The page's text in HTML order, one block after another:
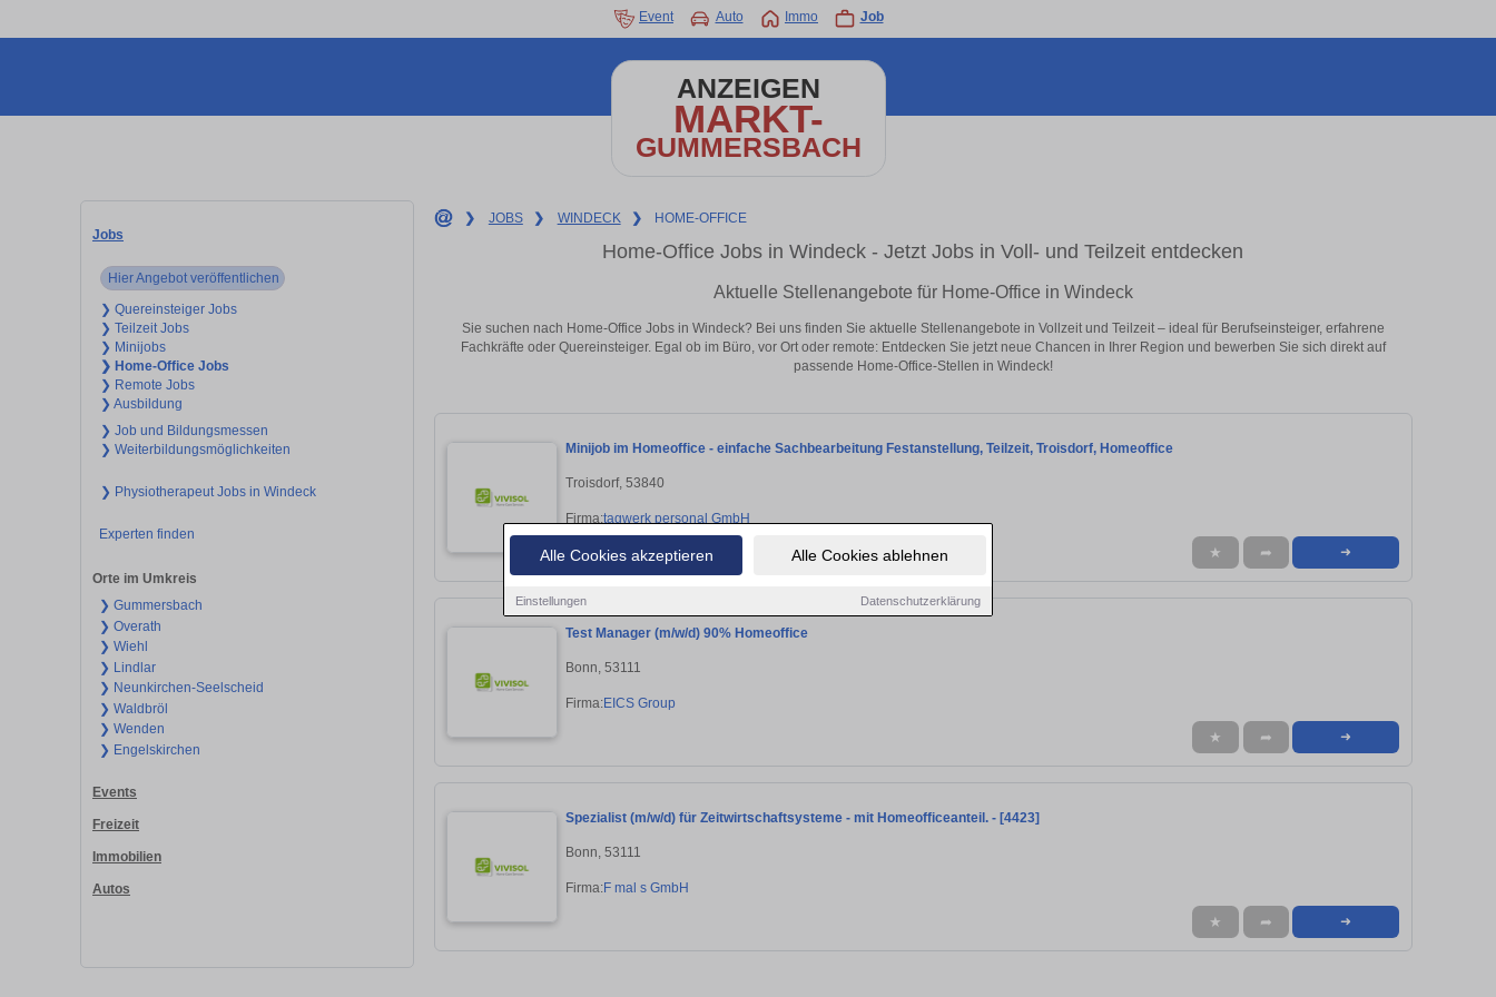
Alle Cookies akzeptieren Alle Cookies ablehnen
Einstellungen Datenschutzerklärung
Event Auto Immo Job
ANZEIGEN
MARKT-
GUMMERSBACH
Jobs
Hier Angebot veröffentlichen
❯ Quereinsteiger Jobs
❯ Teilzeit Jobs
❯ Minijobs
❯ Home-Office Jobs
❯ Remote Jobs
❯ Ausbildung
❯ Job und Bildungsmessen
❯ Weiterbildungsmöglichkeiten
❯ Physiotherapeut Jobs in Windeck
Experten finden
Orte im Umkreis
❯ Gummersbach
❯ Overath
❯ Wiehl
❯ Lindlar
❯ Neunkirchen-Seelscheid
❯ Waldbröl
❯ Wenden
❯ Engelskirchen
Events
Freizeit
Immobilien
Autos
❯ JOBS ❯ WINDECK ❯ HOME-OFFICE
Home-Office Jobs in Windeck - Jetzt Jobs in Voll- und Teilzeit entdecken
Aktuelle Stellenangebote für Home-Office in Windeck
Sie suchen nach Home-Office Jobs in Windeck? Bei uns finden Sie aktuelle Stellenangebote in Vollzeit und Teilzeit – ideal für Berufseinsteiger, erfahrene
Fachkräfte oder Quereinsteiger. Egal ob im Büro, vor Ort oder remote: Entdecken Sie jetzt neue Chancen in Ihrer Region und bewerben Sie sich direkt auf
passende Home-Office-Stellen in Windeck!
Minijob im Homeoffice - einfache Sachbearbeitung Festanstellung, Teilzeit, Troisdorf, Homeoffice
Troisdorf, 53840
Firma:tagwerk personal GmbH
★ ➦ ➜
Test Manager (m/w/d) 90% Homeoffice
Bonn, 53111
Firma:EICS Group
★ ➦ ➜
Spezialist (m/w/d) für Zeitwirtschaftsysteme - mit Homeofficeanteil. - [4423]
Bonn, 53111
Firma:F mal s GmbH
★ ➦ ➜